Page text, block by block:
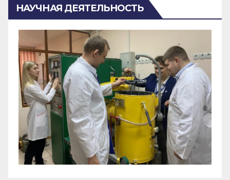
НАУЧНАЯ ДЕЯТЕЛЬНОСТЬ